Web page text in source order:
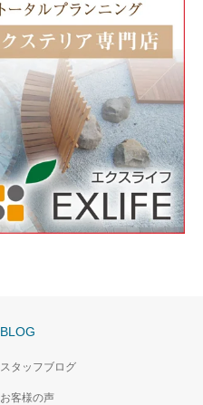
BLOG
スタッフブログ
お客様の声